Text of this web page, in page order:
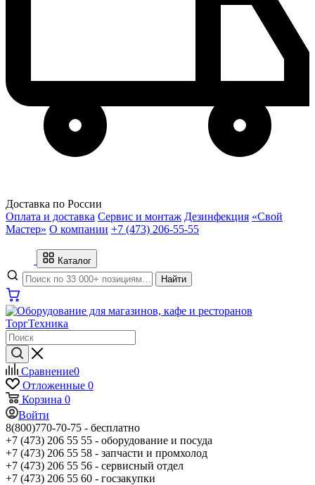
Доставка по России
Оплата и доставка Сервис и монтаж Дезинфекция «Свой
Мастер» О компании +7 (473) 206-55-55
Каталог
Найти
Сравнение0
Отложенные 0
Корзина 0
Войти
8(800)770-70-75 - бесплатно
+7 (473) 206 55 55 - оборудование и посуда
+7 (473) 206 55 58 - запчасти и промхолод
+7 (473) 206 55 56 - сервисный отдел
+7 (473) 206 55 60 - госзакупки